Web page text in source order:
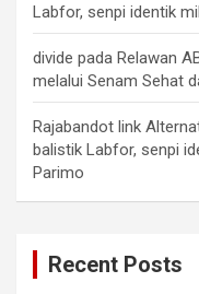
Labfor, senpi identik
divide pada Relawan
melalui Senam Sehat
Rajabandot link
balistik Labfor, senpi
Parimo
Recent Posts